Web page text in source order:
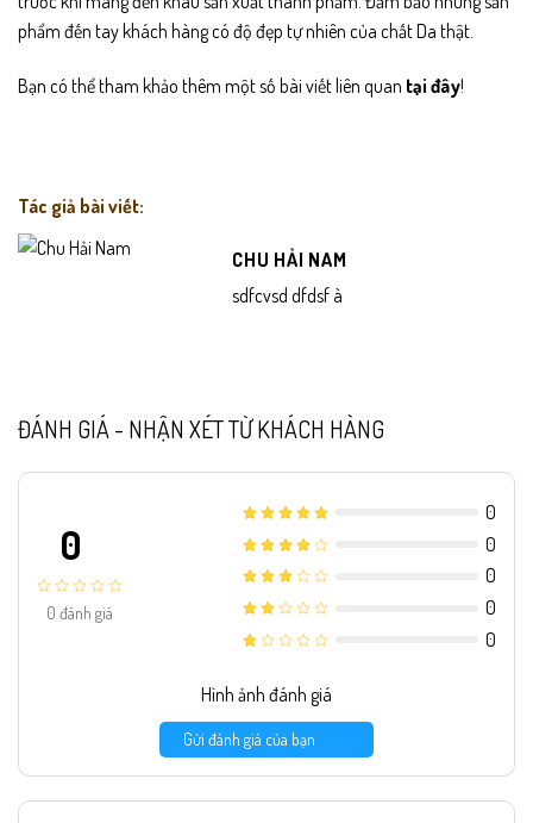
phẩm đến tay khách hàng có độ đẹp tự nhiên của chất Da thật.
Bạn có thể tham khảo thêm một số bài viết liên quan tại đây!
Tác giả bài viết:
CHU HẢI NAM
sdfcvsd dfdsf à
ĐÁNH GIÁ - NHẬN XÉT TỪ KHÁCH HÀNG
0
0 đánh giá
0
0
0
0
0
Hình ảnh đánh giá
Gửi đánh giá của bạn